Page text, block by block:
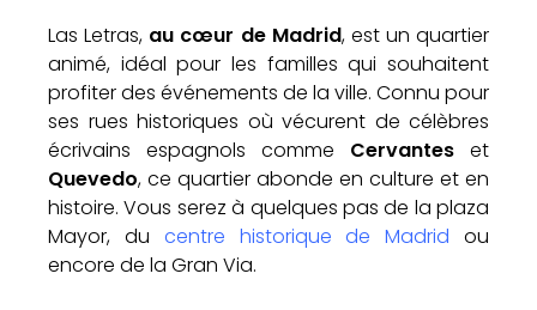
Las Letras, au cœur de Madrid, est un quartier
animé, idéal pour les familles qui souhaitent
profiter des événements de la ville. Connu pour
ses rues historiques où vécurent de célèbres
écrivains espagnols comme Cervantes et
Quevedo, ce quartier abonde en culture et en
histoire. Vous serez à quelques pas de la plaza
Mayor, du centre historique de Madrid ou
encore de la Gran Via.